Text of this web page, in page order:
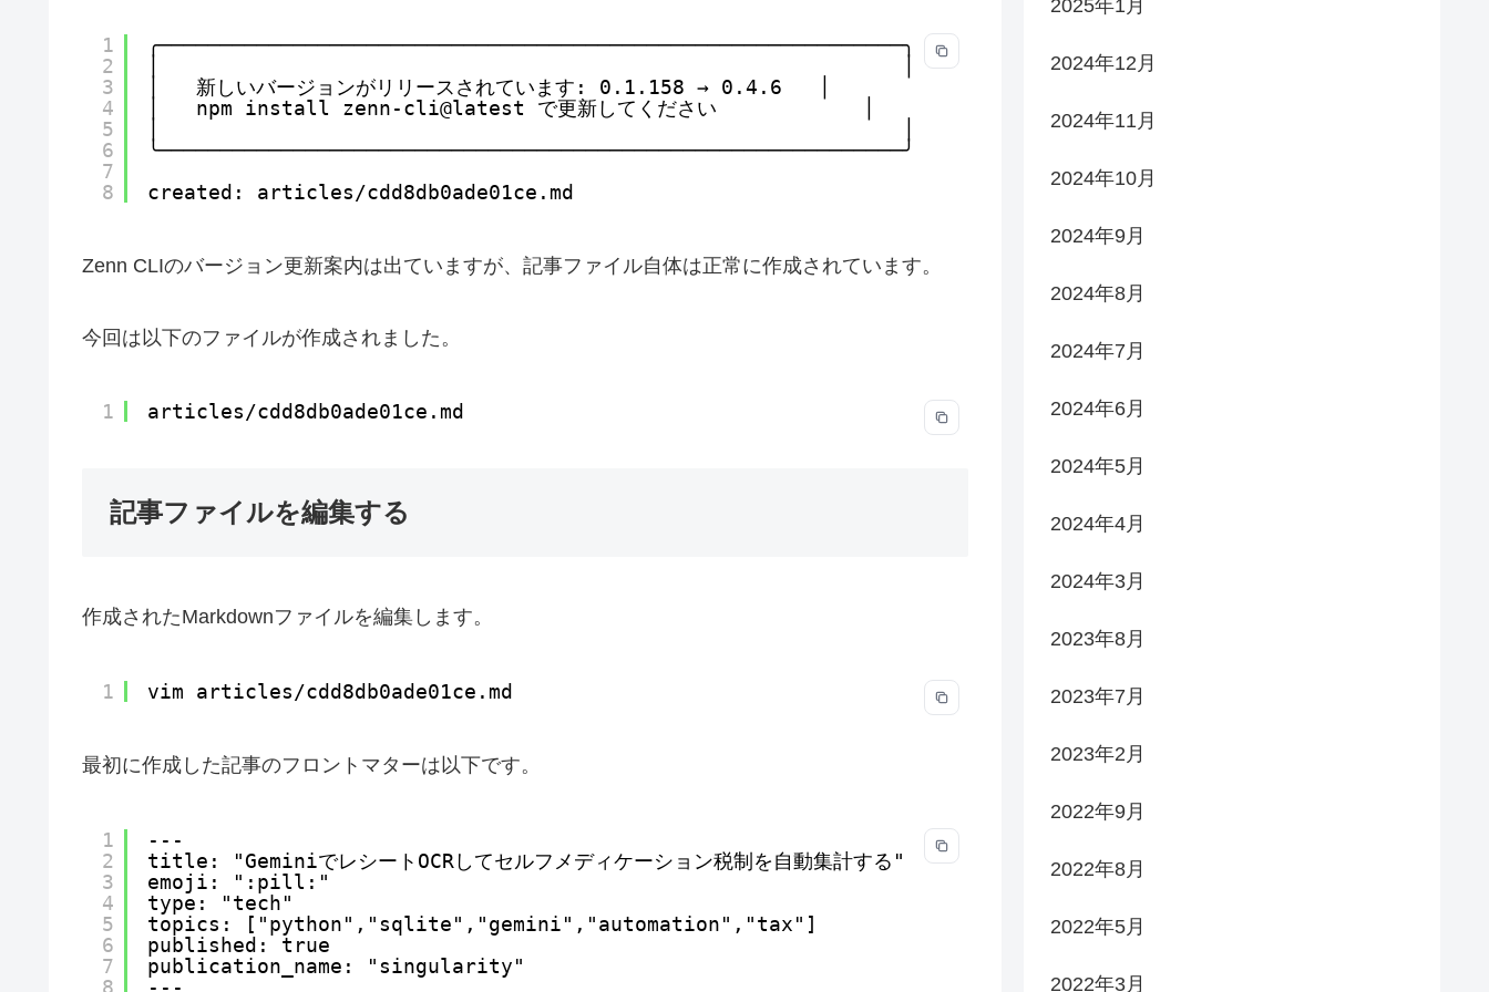
1
2
3
4
5
6
7
8
╭─────────────────────────────────────────────────────────────╮
│   新しいバージョンがリリースされています: 0.1.158 → 0.4.6   │
│   npm install zenn-cli@latest で更新してください            │
╰─────────────────────────────────────────────────────────────╯
created: articles/cdd8db0ade01ce.md
Zenn CLIのバージョン更新案内は出ていますが、記事ファイル自体は正常に作成されています。
今回は以下のファイルが作成されました。
1 articles/cdd8db0ade01ce.md
記事ファイルを編集する
作成されたMarkdownファイルを編集します。
1 vim articles/cdd8db0ade01ce .md
最初に作成した記事のフロントマターは以下です。
1
2
3
4
5
6
7
8
---
title: "GeminiでレシートOCRしてセルフメディケーション税制を自動集計する"
emoji: ":pill:"
type: "tech"
topics: ["python","sqlite","gemini","automation","tax"]
published: true
publication_name: "singularity"
---
2025年1月
2024年12月
2024年11月
2024年10月
2024年9月
2024年8月
2024年7月
2024年6月
2024年5月
2024年4月
2024年3月
2023年8月
2023年7月
2023年2月
2022年9月
2022年8月
2022年5月
2022年3月